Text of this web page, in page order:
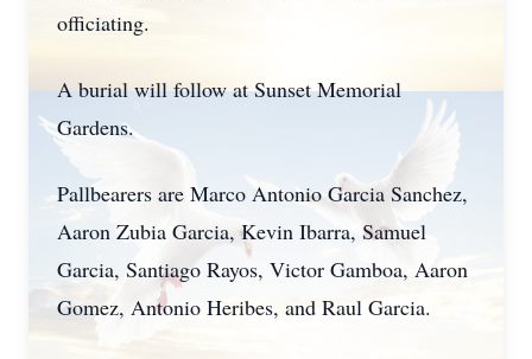
officiating.
A burial will follow at Sunset Memorial
Gardens.
Pallbearers are Marco Antonio Garcia Sanchez,
Aaron Zubia Garcia, Kevin Ibarra, Samuel
Garcia, Santiago Rayos, Victor Gamboa, Aaron
Gomez, Antonio Heribes, and Raul Garcia.